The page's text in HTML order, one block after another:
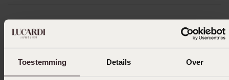
Toestemming Details Over
Ook leuk voor jou